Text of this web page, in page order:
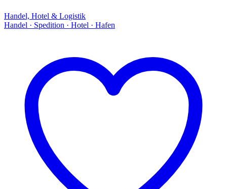
Handel, Hotel & Logistik
Handel · Spedition · Hotel · Hafen